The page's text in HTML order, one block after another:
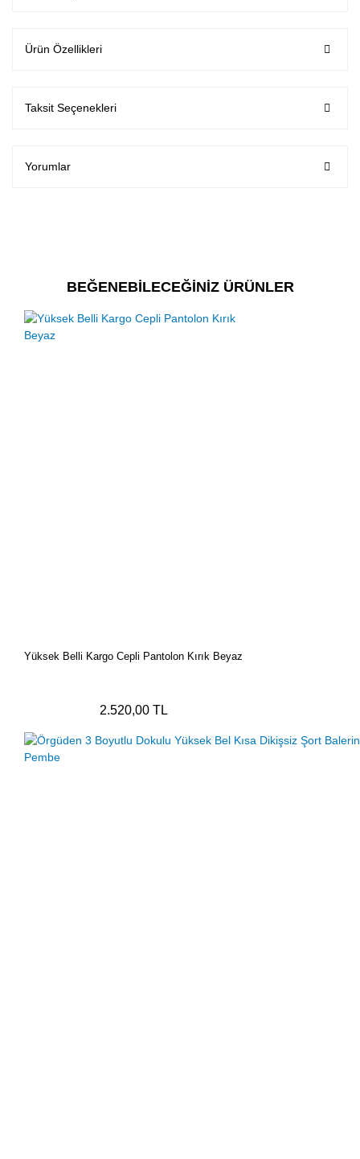
Ürün Özellikleri
Taksit Seçenekleri
Yorumlar
BEĞENEBİLECEĞİNİZ ÜRÜNLER
Yüksek Belli Kargo Cepli Pantolon Kırık Beyaz
2.520,00 TL